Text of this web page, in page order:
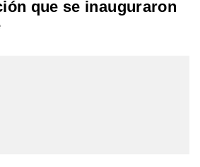
que se inauguraron